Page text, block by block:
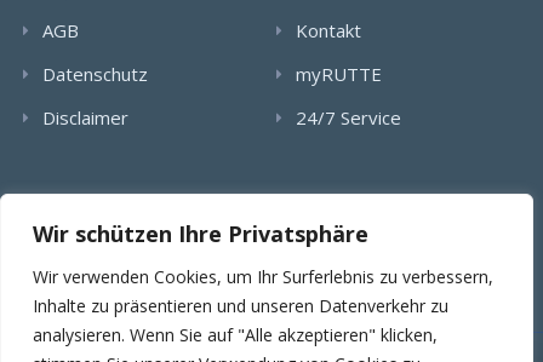
Wir schützen Ihre Privatsphäre
Wir verwenden Cookies, um Ihr Surferlebnis zu verbessern,
Inhalte zu präsentieren und unseren Datenverkehr zu
analysieren. Wenn Sie auf "Alle akzeptieren" klicken,
AGB
Datenschutz
Disclaimer
Kontakt
myRUTTE
24/7 Service
Verlinkung von Bildern, textlichen Inhalten und Videos bedarf
der schriftlichen Genehmigung der RUTTE Sicherungstechnik